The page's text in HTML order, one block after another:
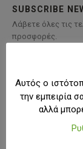
SUBSCRIBE
Λάβετε όλες τις
προσφορές.
Αυτός ο
την εμπειρία
αλλά